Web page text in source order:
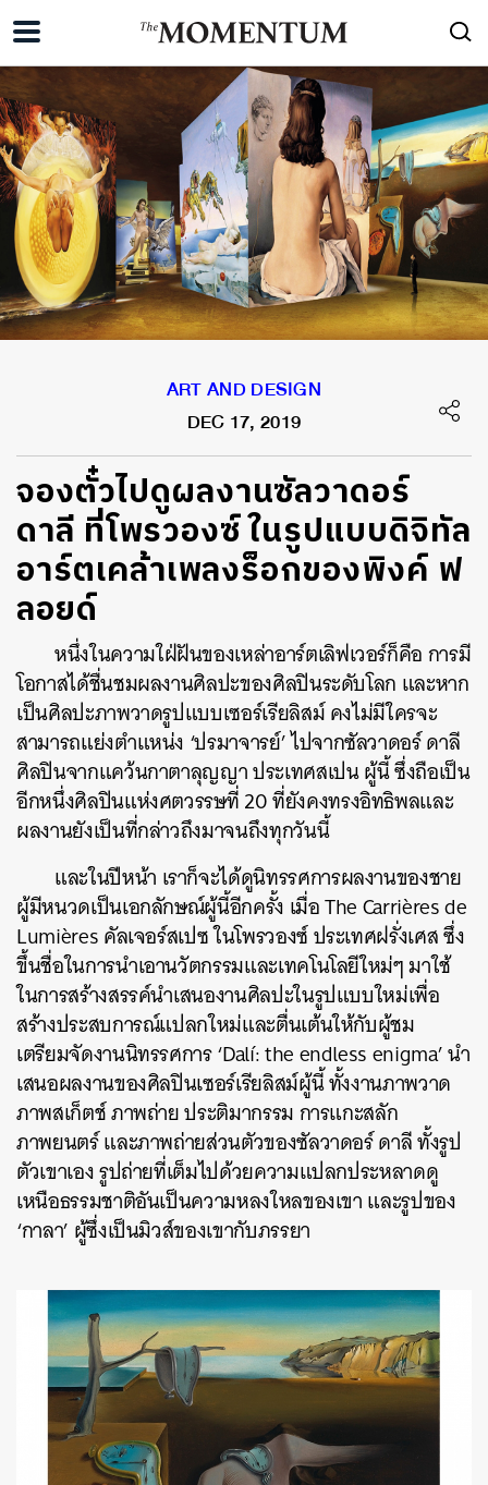
ART AND DESIGN
DEC 17, 2019
จองตั๋วไปดูผลงานซัลวาดอร์
ดาลี ที่โพรวองซ์ ในรูปแบบดิจิทัล
อาร์ตเคล้าเพลงร็อกของพิงค์ ฟ
ลอยด์
หนึ่งในความใฝ่ฝันของเหล่าอาร์ตเลิฟเวอร์ก็คือ การมี
โอกาสได้ชื่นชมผลงานศิลปะของศิลปินระดับโลก และหาก
เป็นศิลปะภาพวาดรูปแบบเซอร์เรียลิสม์ คงไม่มีใครจะ
สามารถแย่งตำแหน่ง ‘ปรมาจารย์’ไปจากซัลวาดอร์ ดาลี
ศิลปินจากแคว้นกาตาลุญญา ประเทศสเปน ผู้นี้ ซึ่งถือเป็น
อีกหนึ่งศิลปินแห่งศตวรรษที่20ที่ยังคงทรงอิทธิพลและ
ผลงานยังเป็นที่กล่าวถึงมาจนถึงทุกวันนี้
และในปีหน้า เราก็จะได้ดูนิทรรศการผลงานของชาย
ผู้มีหนวดเป็นเอกลักษณ์ผู้นี้อีกครั้ง เมื่อ TheCarrières de
Lumièresคัลเจอร์สเปซ ในโพรวองซ์ ประเทศฝรั่งเศส ซึ่ง
ขึ้นชื่อในการนำเอานวัตกรรมและเทคโนโลยีใหม่ๆ มาใช้
ในการสร้างสรรค์นำเสนองานศิลปะในรูปแบบใหม่เพื่อ
สร้างประสบการณ์แปลกใหม่และตื่นเต้นให้กับผู้ชม
เตรียมจัดงานนิทรรศการ‘Dalí: the endless enigma’นำ
เสนอผลงานของศิลปินเซอร์เรียลิสม์ผู้นี้ ทั้งงานภาพวาด
ภาพสเก็ตช์ ภาพถ่าย ประติมากรรม การแกะสลัก
ภาพยนตร์ และภาพถ่ายส่วนตัวของซัลวาดอร์ ดาลี ทั้งรูป
ตัวเขาเอง รูปถ่ายที่เต็มไปด้วยความแปลกประหลาดดู
เหนือธรรมชาติอันเป็นความหลงใหลของเขา และรูปของ
‘กาลา’ ผู้ซึ่งเป็นมิวส์ของเขากับภรรยา